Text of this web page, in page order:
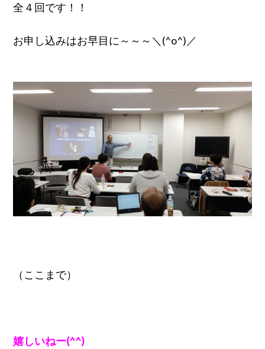
全４回です！！
お申し込みはお早目に～～～＼(^o^)／
（ここまで）
嬉しいねー(^^)